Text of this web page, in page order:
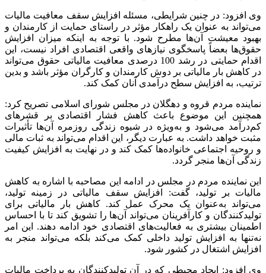
وی افزود: در چنین شرایطی، مسئله افزایش سقف معافیت مالیات
می‌تواند به عنوان یک راهکار مؤثر در راستای حمایت از کارمندان و
بهبود معیشت آن‌ها مطرح شود. با توجه به اینکه میزان افزایش
حقوق‌ها بعضاً پاسخگوی نیازهای واقعی اقتصادی افراد نیست، این
اقدام حمایتی در رشد 100 درصدی معافیت مالیاتی حقوق می‌تواند
در کاهش بار مالیاتی بر دوش کارمندان و کارگران مؤثر باشد و بدین
ترتیب، به افزایش سطح درآمدی آنان کمک کند.
نماینده مردم قروه و دهگلان در مجلس شورای اسلامی تصریح کرد:
همچنین این موضوع باعث کاهش فشار اقتصادی بر قشرهای
کم‌درآمد می‌شود و به‌ویژه در شیوه زندگی روزمره آن‌ها تأثیرات
مثبت خواهد داشت. به عبارت دیگر، این اقدام می‌تواند به ثبات مالی
و روحیه اجتماعی خانواده‌ها کمک کند و در نهایت به افزایش کیفیت
زندگی آن‌ها منجر گردد.
این نماینده مردم در مجلس در ادامه این مصاحبه با اشاره به کاهش
مالیات بر تولید، گفت: افزایش سقف مالیاتی در زمینه تولید،
می‌تواند به‌عنوان یک محرک عمل کند. کاهش بار مالیاتی برای
تولیدکنندگان و کارآفرینان می‌تواند آن‌ها را تشویق کند تا با احساس
اطمینان بیشتری به فعالیت‌های اقتصادی خود ادامه دهند. این امر
نه‌تنها به افزایش تولید داخلی کمک می‌کند بلکه می‌تواند منجر به
افزایش اشتغال در کشور شود.
وی افزود: ایجاد محیطی که در آن تولیدکنندگان به پرداخت مالیات